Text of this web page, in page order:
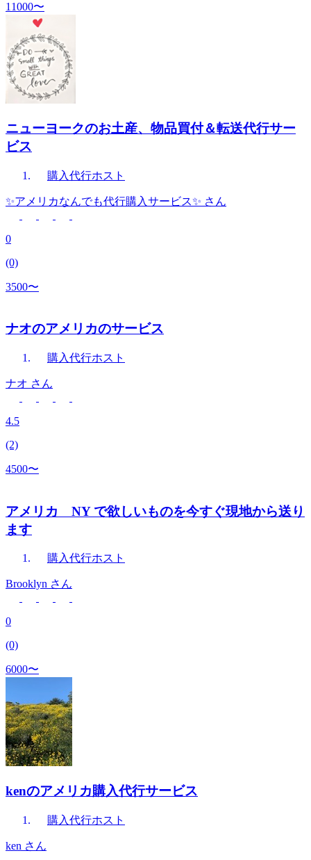
11000〜
ニューヨークのお土産、物品買付＆転送代行サー
ビス
購入代行ホスト
✨アメリカなんでも代行購入サービス✨ さん
0
(0)
3500〜
ナオのアメリカのサービス
購入代行ホスト
ナオ さん
4.5
(2)
4500〜
アメリカ NY で欲しいものを今すぐ現地から送り
ます
購入代行ホスト
Brooklyn さん
0
(0)
6000〜
kenのアメリカ購入代行サービス
購入代行ホスト
ken さん